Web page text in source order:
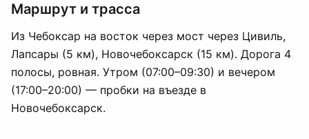
Маршрут и трасса
Из Чебоксар на восток через мост через Цивиль,
Лапсары (5 км), Новочебоксарск (15 км). Дорога 4
полосы, ровная. Утром (07:00–09:30) и вечером
(17:00–20:00) — пробки на въезде в
Новочебоксарск.